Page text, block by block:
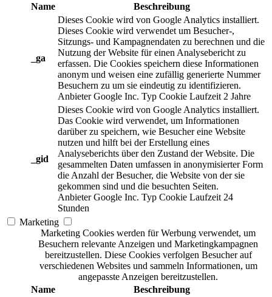
Name
Beschreibung
_ga
Dieses Cookie wird von Google Analytics installiert.
Dieses Cookie wird verwendet um Besucher-,
Sitzungs- und Kampagnendaten zu berechnen und die
Nutzung der Website für einen Analysebericht zu
erfassen. Die Cookies speichern diese Informationen
anonym und weisen eine zufällig generierte Nummer
Besuchern zu um sie eindeutig zu identifizieren.
Anbieter Google Inc. Typ Cookie Laufzeit 2 Jahre
_gid
Dieses Cookie wird von Google Analytics installiert.
Das Cookie wird verwendet, um Informationen
darüber zu speichern, wie Besucher eine Website
nutzen und hilft bei der Erstellung eines
Analyseberichts über den Zustand der Website. Die
gesammelten Daten umfassen in anonymisierter Form
die Anzahl der Besucher, die Website von der sie
gekommen sind und die besuchten Seiten.
Anbieter Google Inc. Typ Cookie Laufzeit 24
Stunden
Marketing
Marketing Cookies werden für Werbung verwendet, um
Besuchern relevante Anzeigen und Marketingkampagnen
bereitzustellen. Diese Cookies verfolgen Besucher auf
verschiedenen Websites und sammeln Informationen, um
angepasste Anzeigen bereitzustellen.
Name
Beschreibung